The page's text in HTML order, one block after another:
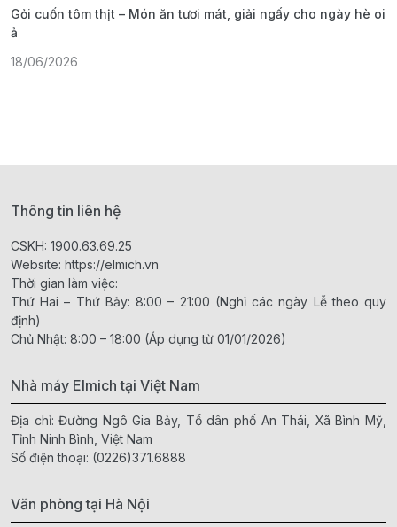
Gỏi cuốn tôm thịt – Món ăn tươi mát, giải ngấy cho ngày hè oi
ả
18/06/2026
Thông tin liên hệ
CSKH: 1900.63.69.25
Website: https://elmich.vn
Thời gian làm việc:
Thứ Hai – Thứ Bảy: 8:00 – 21:00 (Nghỉ các ngày Lễ theo quy
định)
Chủ Nhật: 8:00 – 18:00 (Áp dụng từ 01/01/2026)
Nhà máy Elmich tại Việt Nam
Địa chỉ: Đường Ngô Gia Bảy, Tổ dân phố An Thái, Xã Bình Mỹ,
Tỉnh Ninh Bình, Việt Nam
Số điện thoại: (0226)371.6888
Văn phòng tại Hà Nội